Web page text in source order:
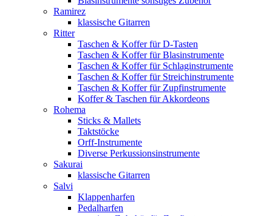
Ramirez
klassische Gitarren
Ritter
Taschen & Koffer für D-Tasten
Taschen & Koffer für Blasinstrumente
Taschen & Koffer für Schlaginstrumente
Taschen & Koffer für Streichinstrumente
Taschen & Koffer für Zupfinstrumente
Koffer & Taschen für Akkordeons
Rohema
Sticks & Mallets
Taktstöcke
Orff-Instrumente
Diverse Perkussionsinstrumente
Sakurai
klassische Gitarren
Salvi
Klappenharfen
Pedalharfen